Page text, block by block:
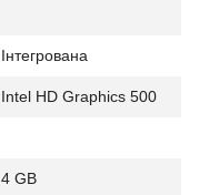
Інтегрована
Intel HD Graphics 500
4 GB